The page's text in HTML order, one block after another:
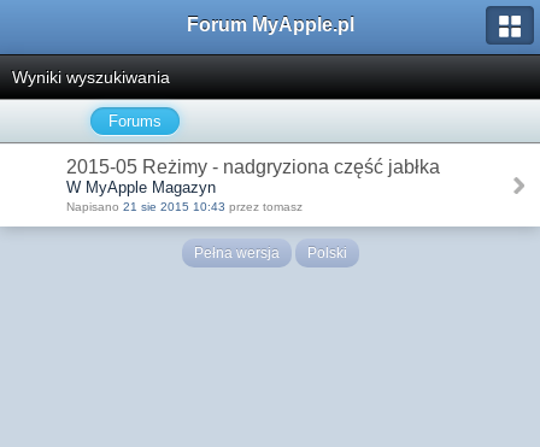
Forum MyApple.pl
Wyniki wyszukiwania
Forums
2015-05 Reżimy - nadgryziona część jabłka
W MyApple Magazyn
Napisano 21 sie 2015 10:43 przez tomasz
Pełna wersja Polski